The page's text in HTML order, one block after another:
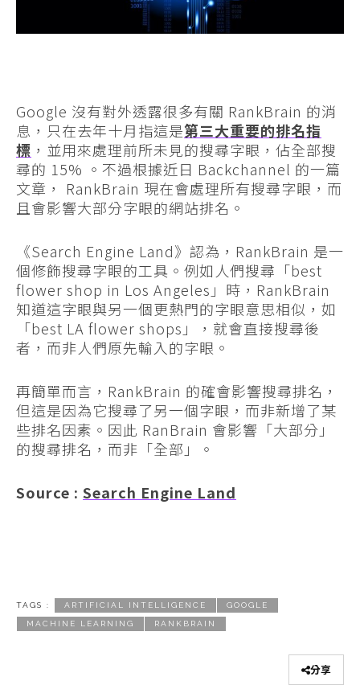
Google 沒有對外透露很多有關 RankBrain 的消
息，只在去年十月指這是第三大重要的排名指
標 ，並用來處理前所未見的搜尋字眼，佔全部搜
尋的 15% 。不過根據近日 Backchannel 的一篇
文章， RankBrain 現在會處理所有搜尋字眼，而
且會影響大部分字眼的網站排名。
《Search Engine Land》認為，RankBrain 是一
個修飾搜尋字眼的工具。例如人們搜尋「best
flower shop in Los Angeles」時，RankBrain
知道這字眼與另一個更熱門的字眼意思相似，如
「best LA flower shops」，就會直接搜尋後
者，而非人們原先輸入的字眼。
再簡單而言，RankBrain 的確會影響搜尋排名，
但這是因為它搜尋了另一個字眼，而非新增了某
些排名因素。因此 RanBrain 會影響「大部分」
的搜尋排名，而非「全部」。
Source : Search Engine Land
TAGS : ARTIFICIAL INTELLIGENCE GOOGLE
MACHINE LEARNING RANKBRAIN
分享